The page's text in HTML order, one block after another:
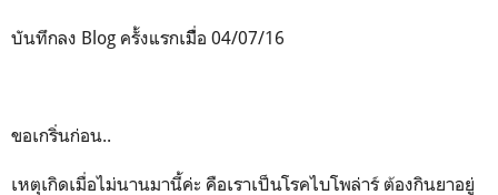
บันทึกลง Blog ครั้งแรกเมืื่อ 04/07/16
ขอเกริ่นก่อน..
เหตุเกิดเมื่อไม่นานมานี้ค่ะ คือเราเป็นโรคไบโพล่าร์ ต้องกินยาอยู่